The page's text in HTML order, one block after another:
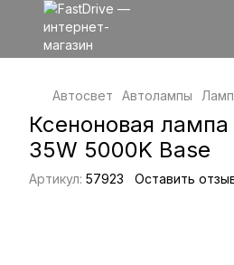
Автосвет Автолампы
Ксеноновая лампа
35W 5000K Base
Артикул: 57923 Оставить